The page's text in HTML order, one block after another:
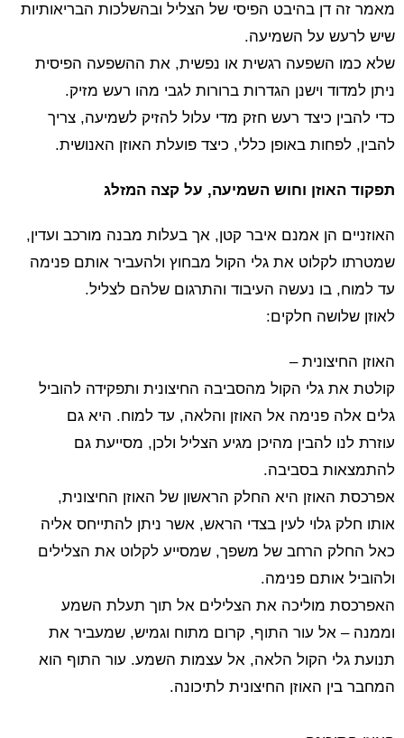
מאמר זה דן בהיבט הפיסי של הצליל ובהשלכות הבריאותיות
שיש לרעש על השמיעה.
שלא כמו השפעה רגשית או נפשית, את ההשפעה הפיסית
ניתן למדוד וישנן הגדרות ברורות לגבי מהו רעש מזיק.
כדי להבין כיצד רעש חזק מדי עלול להזיק לשמיעה, צריך
להבין, לפחות באופן כללי, כיצד פועלת האוזן האנושית.
תפקוד האוזן וחוש השמיעה, על קצה המזלג
האוזניים הן אמנם איבר קטן, אך בעלות מבנה מורכב ועדין,
שמטרתו לקלוט את גלי הקול מבחוץ ולהעביר אותם פנימה
עד למוח, בו נעשה העיבוד והתרגום שלהם לצליל.
לאוזן שלושה חלקים:
האוזן החיצונית –
קולטת את גלי הקול מהסביבה החיצונית ותפקידה להוביל
גלים אלה פנימה אל האוזן והלאה, עד למוח. היא גם
עוזרת לנו להבין מהיכן מגיע הצליל ולכן, מסייעת גם
להתמצאות בסביבה.
אפרכסת האוזן היא החלק הראשון של האוזן החיצונית,
אותו חלק גלוי לעין בצדי הראש, אשר ניתן להתייחס אליה
כאל החלק הרחב של משפך, שמסייע לקלוט את הצלילים
ולהוביל אותם פנימה.
האפרכסת מוליכה את הצלילים אל תוך תעלת השמע
וממנה – אל עור התוף, קרום מתוח וגמיש, שמעביר את
תנועת גלי הקול הלאה, אל עצמות השמע. עור התוף הוא
המחבר בין האוזן החיצונית לתיכונה.